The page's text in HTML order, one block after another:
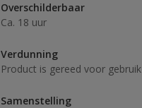
Overschilderbaar
Ca. 18 uur
Verdunning
Product is gereed voor gebruik
Samenstelling